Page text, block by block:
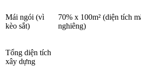
Mái ngói (vì
kèo sắt)
70% x 100m² (diện tích
nghiêng)
Tổng diện tích
xây dựng